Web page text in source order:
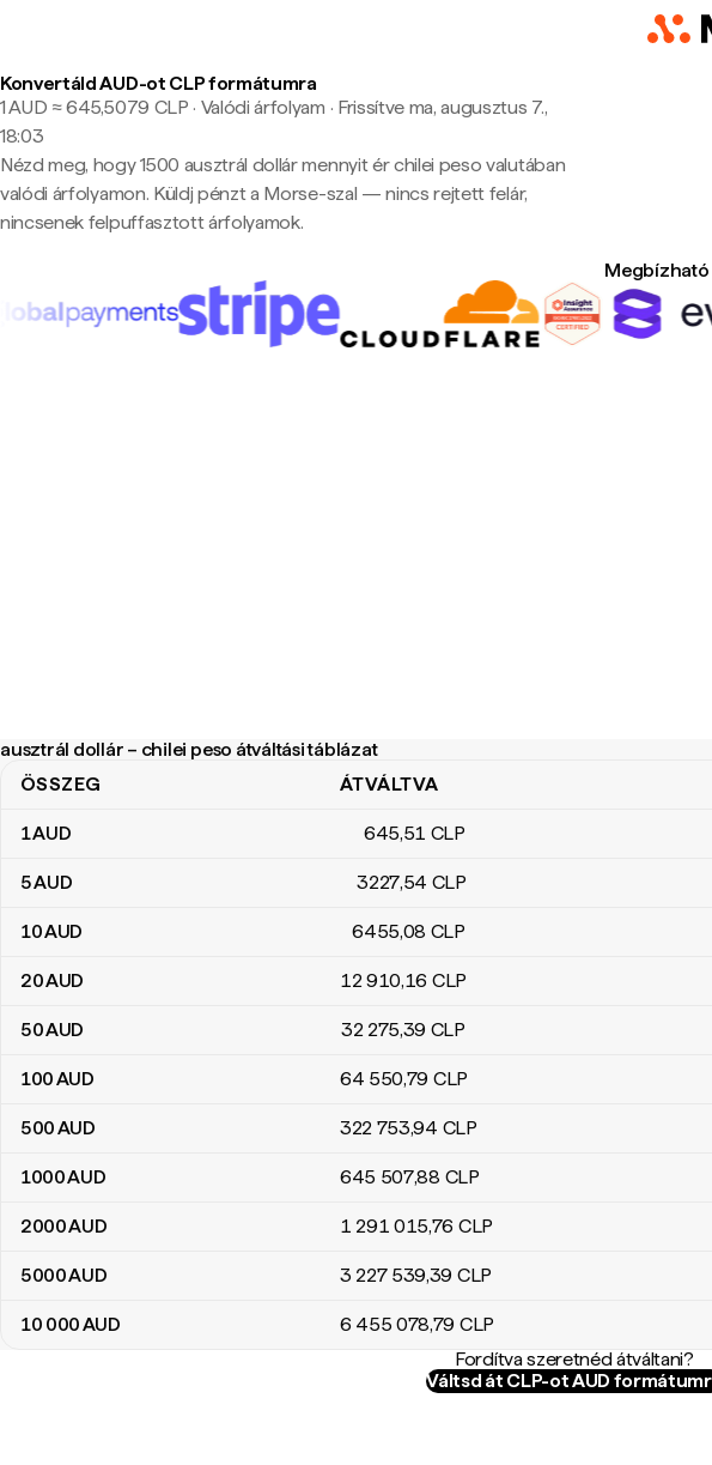
Konvertáld AUD-ot CLP formátumra
1 AUD ≈ 645,5079 CLP · Valódi árfolyam · Frissítve ma, augusztus 7.,
18:03
Nézd meg, hogy 1500 ausztrál dollár mennyit ér chilei peso valutában
valódi árfolyamon. Küldj pénzt a Morse-szal — nincs rejtett felár,
nincsenek felpuffasztott árfolyamok.
ausztrál dollár – chilei peso átváltási táblázat
ausztrál dollár – chilei peso átváltási táblázat
ÖSSZEG ÁTVÁLTVA
1AUD 645,51 CLP
5AUD 3227,54 CLP
10AUD 6455,08 CLP
20AUD 12 910,16 CLP
50AUD 32 275,39 CLP
100AUD 64 550,79 CLP
500AUD 322 753,94 CLP
1000AUD 645 507,88 CLP
2000AUD 1 291 015,76 CLP
5000AUD 3 227 539,39 CLP
10 000AUD 6 455 078,79 CLP
Fordítva szeretnéd átváltani?
Váltsd át CLP-ot AUD